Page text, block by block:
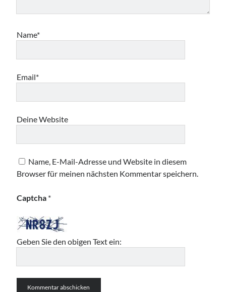
Name*
Email*
Deine Website
Name, E-Mail-Adresse und Website in diesem
Browser für meinen nächsten Kommentar speichern.
Captcha *
Geben Sie den obigen Text ein: